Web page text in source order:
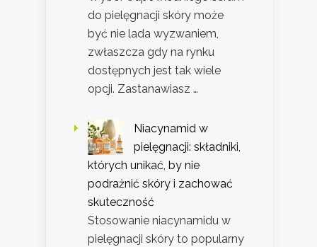
do pielęgnacji skóry może
być nie lada wyzwaniem,
zwłaszcza gdy na rynku
dostępnych jest tak wiele
opcji. Zastanawiasz …
Niacynamid w
pielęgnacji: składniki,
których unikać, by nie
podrażnić skóry i zachować
skuteczność
Stosowanie niacynamidu w
pielęgnacji skóry to popularny